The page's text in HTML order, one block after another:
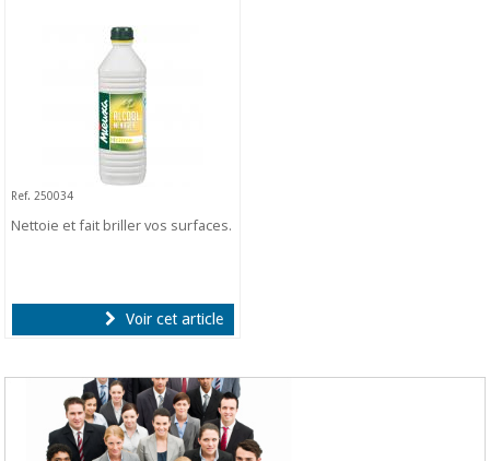
Ref. 250034
Nettoie et fait briller vos surfaces.
Voir cet article